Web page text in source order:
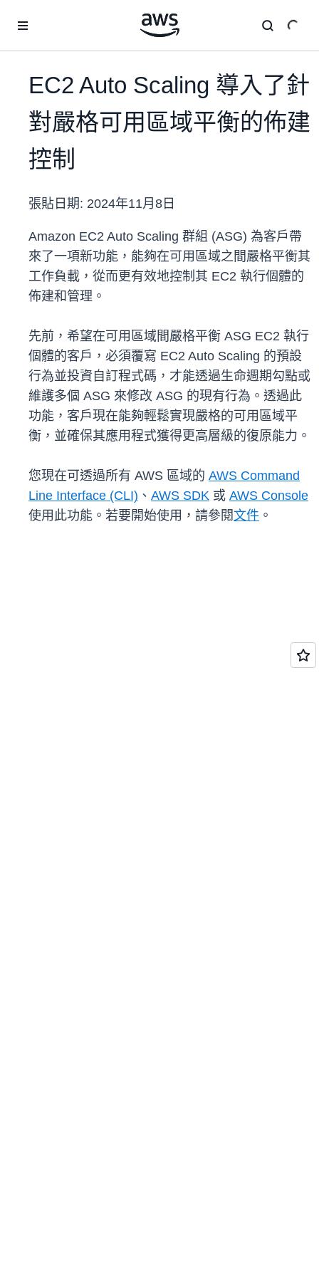
EC2 Auto Scaling 導入了針
對嚴格可用區域平衡的佈建
控制
張貼日期: 2024年11月8日
Amazon EC2 Auto Scaling 群組 (ASG) 為客戶帶
來了一項新功能，能夠在可用區域之間嚴格平衡其
工作負載，從而更有效地控制其 EC2 執行個體的
佈建和管理。
先前，希望在可用區域間嚴格平衡 ASG EC2 執行
個體的客戶，必須覆寫 EC2 Auto Scaling 的預設
行為並投資自訂程式碼，才能透過生命週期勾點或
維護多個 ASG 來修改 ASG 的現有行為。透過此
功能，客戶現在能夠輕鬆實現嚴格的可用區域平
衡，並確保其應用程式獲得更高層級的復原能力。
您現在可透過所有 AWS 區域的 AWS Command
Line Interface (CLI) 、 AWS SDK 或 AWS Console
使用此功能。若要開始使用，請參閱文件 。